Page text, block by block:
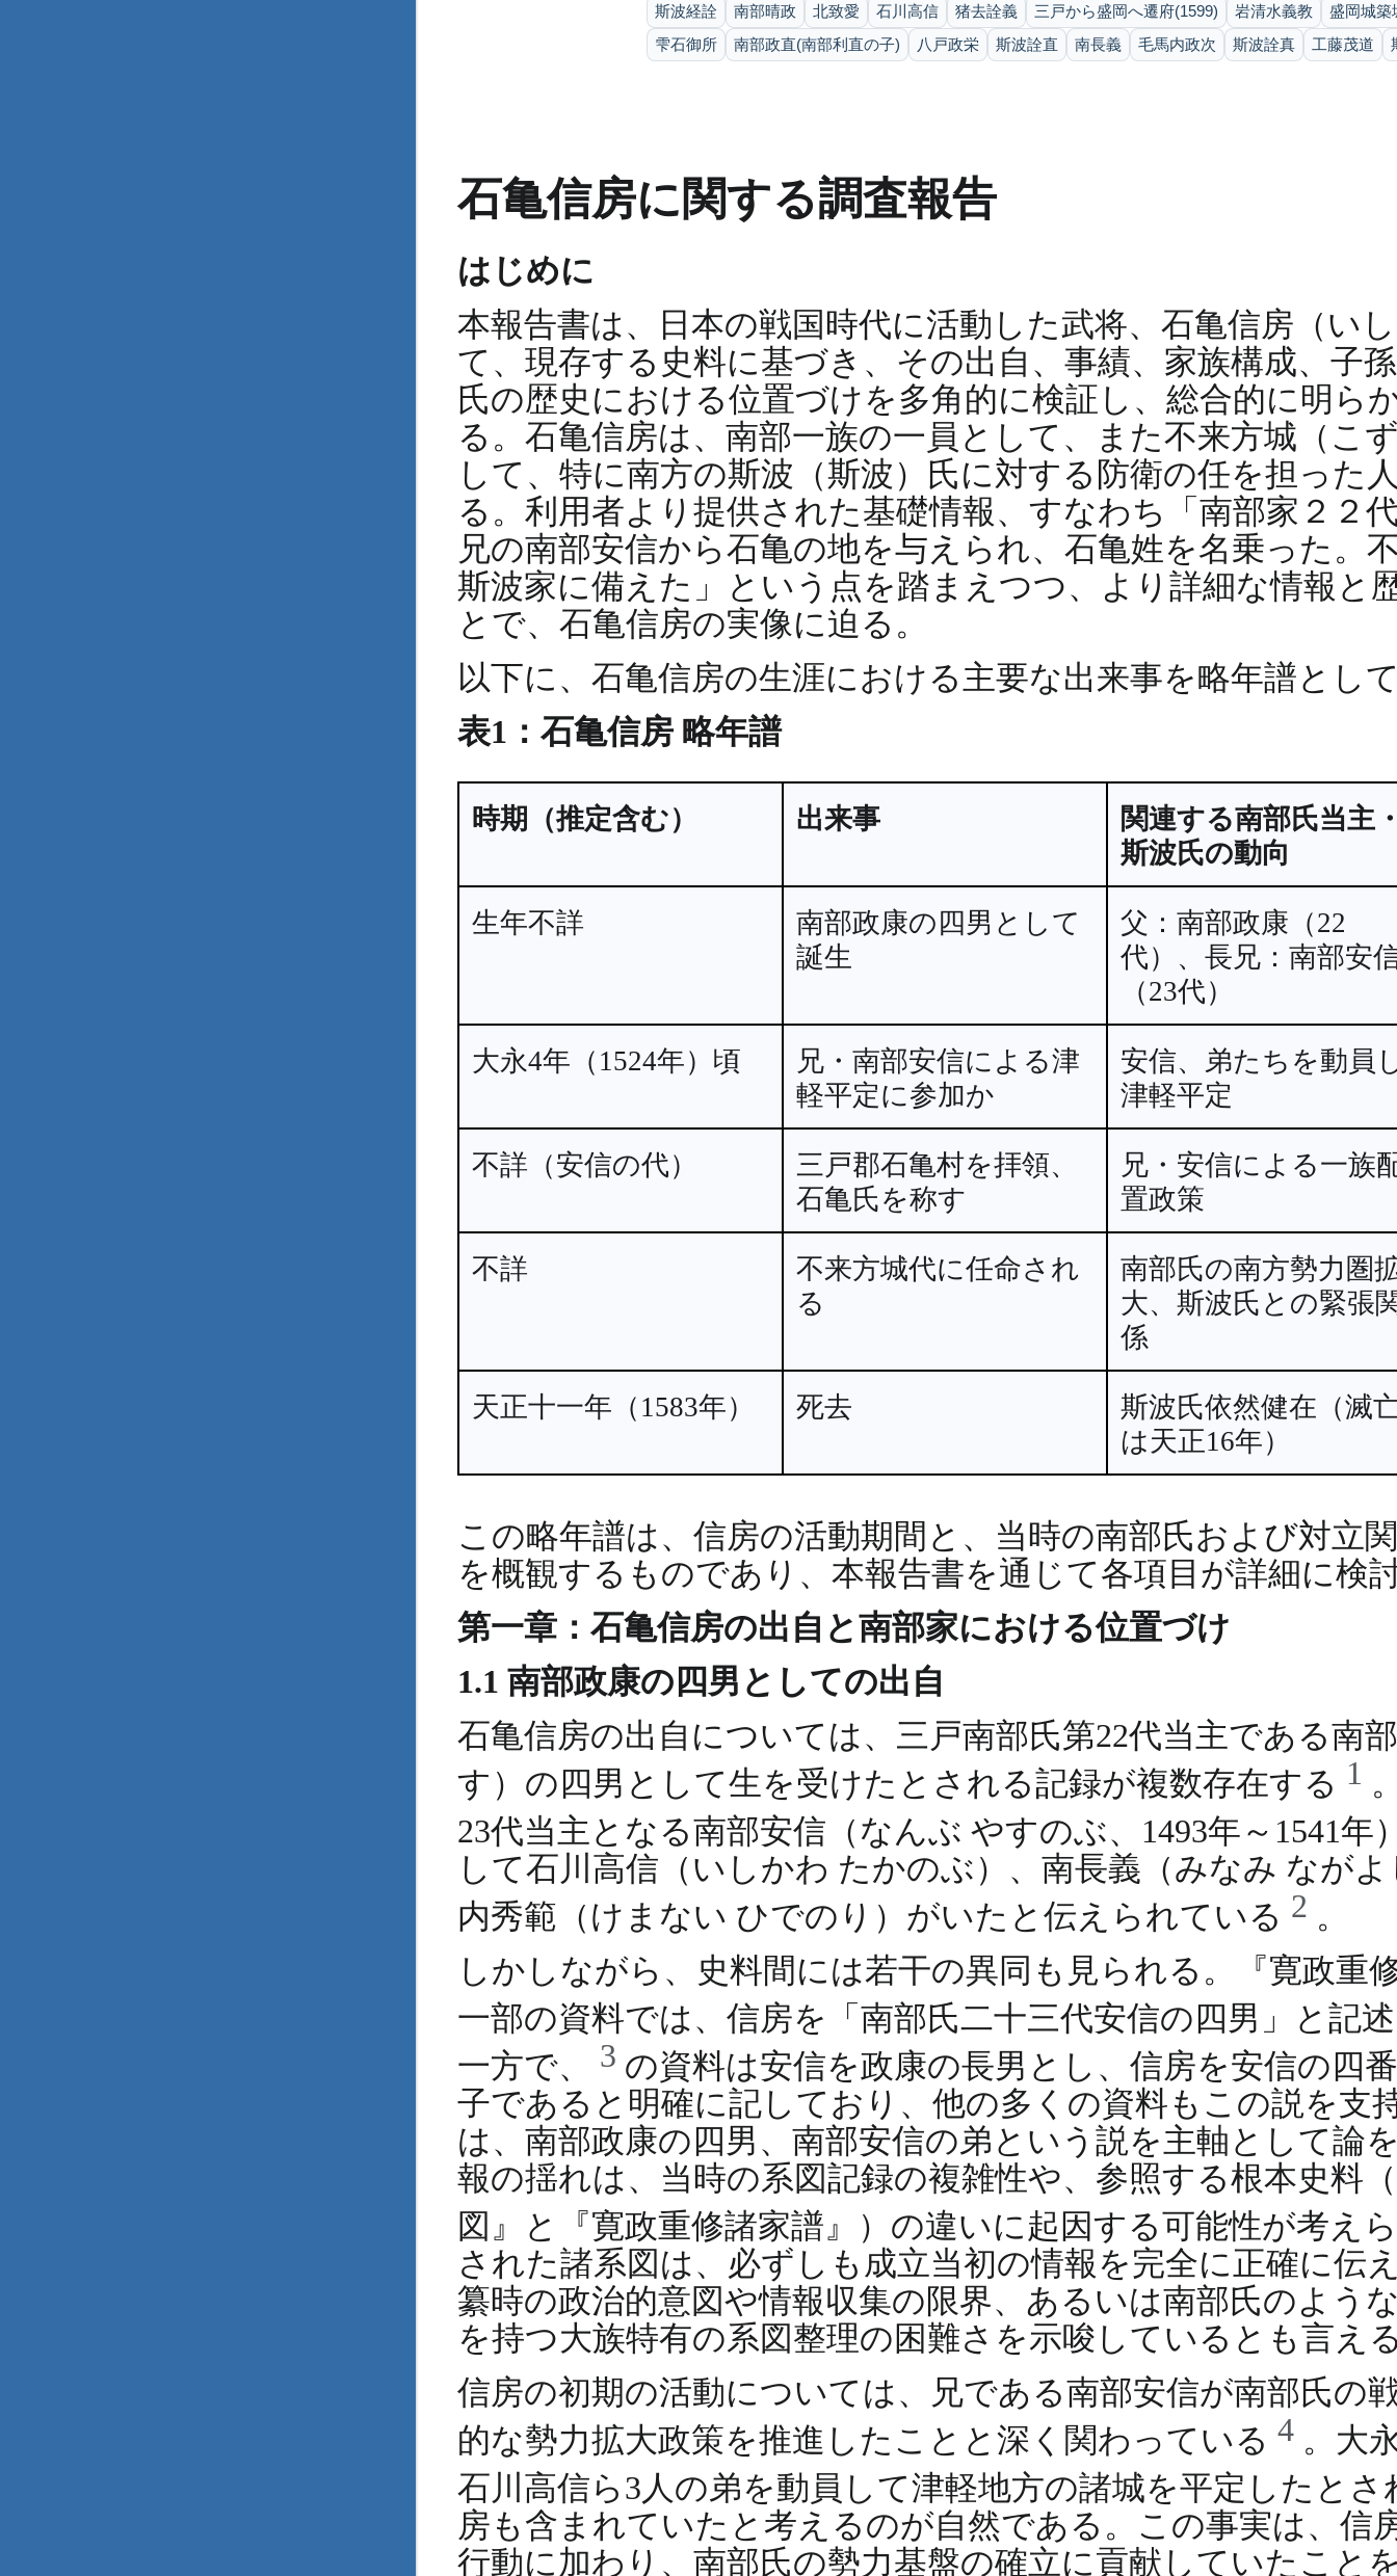
斯波経詮
南部晴政 北致愛 石川高信 猪去詮義 三戸から盛岡へ遷府(1599) 岩清水義教
盛岡城築
雫石御所
南部政直(南部利直の子) 八戸政栄 斯波詮直 南長義 毛馬内政次 斯波詮真 工藤茂道
石亀信房に関する調査報告
はじめに
本報告書は、日本の戦国時代に活動した武将、石亀信房（い
て、現存する史料に基づき、その出自、事績、家族構成、子
氏の歴史における位置づけを多角的に検証し、総合的に明ら
る。石亀信房は、南部一族の一員として、また不来方城（こ
して、特に南方の斯波（斯波）氏に対する防衛の任を担った
る。利用者より提供された基礎情報、すなわち「南部家２２
兄の南部安信から石亀の地を与えられ、石亀姓を名乗った。
斯波家に備えた」という点を踏まえつつ、より詳細な情報と
とで、石亀信房の実像に迫る。
以下に、石亀信房の生涯における主要な出来事を略年譜とし
表1：石亀信房 略年譜
時期（推定含む） 出来事
関連する南部氏当主
斯波氏の動向
生年不詳
南部政康の四男として
誕生
父：南部政康（22
代）、長兄：南部安
（23代）
大永4年（1524年）頃
兄・南部安信による津
軽平定に参加か
安信、弟たちを動員
津軽平定
不詳（安信の代）
三戸郡石亀村を拝領、
石亀氏を称す
兄・安信による一族
置政策
不詳
不来方城代に任命され
る
南部氏の南方勢力圏
大、斯波氏との緊張
係
天正十一年（1583年） 死去
斯波氏依然健在（滅
は天正16年）
この略年譜は、信房の活動期間と、当時の南部氏および対立
を概観するものであり、本報告書を通じて各項目が詳細に検
第一章：石亀信房の出自と南部家における位置づけ
1.1 南部政康の四男としての出自
石亀信房の出自については、三戸南部氏第22代当主である南
す）の四男として生を受けたとされる記録が複数存在する 1
23代当主となる南部安信（なんぶ やすのぶ、1493年～1541年
して石川高信（いしかわ たかのぶ）、南長義（みなみ なが
内秀範（けまない ひでのり）がいたと伝えられている 2 。
しかしながら、史料間には若干の異同も見られる。『寛政重
一部の資料では、信房を「南部氏二十三代安信の四男」と記
一方で、 3 の資料は安信を政康の長男とし、信房を安信の四
子であると明確に記しており、他の多くの資料もこの説を支
は、南部政康の四男、南部安信の弟という説を主軸として論
報の揺れは、当時の系図記録の複雑性や、参照する根本史料
図』と『寛政重修諸家譜』）の違いに起因する可能性が考え
された諸系図は、必ずしも成立当初の情報を完全に正確に伝
纂時の政治的意図や情報収集の限界、あるいは南部氏のよう
を持つ大族特有の系図整理の困難さを示唆しているとも言え
信房の初期の活動については、兄である南部安信が南部氏の
的な勢力拡大政策を推進したことと深く関わっている 4 。大
石川高信ら3人の弟を動員して津軽地方の諸城を平定したと
房も含まれていたと考えるのが自然である。この事実は、信
行動に加わり、南部氏の勢力基盤の確立に貢献していたこと